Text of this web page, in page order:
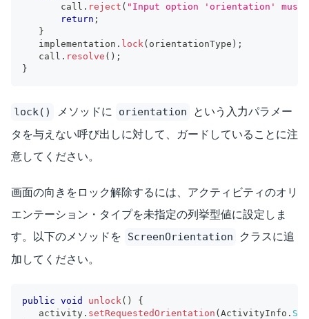
       call
. reject ( "Input option 'orientation' must
return ;
}
   implementation
. lock ( orientationType ) ;
   call
. resolve ( ) ;
}
lock() メソッドに orientation
という入力パラメー
タを与えない呼び出しに対して、ガードしていることに注
意してください。
画面の向きをロック解除するには、アクティビティのオリ
エンテーション・タイプを未指定の列挙型値に設定しま
す。以下のメソッドを
ScreenOrientation
クラスに追
加してください。
public void unlock ( )
{
   activity
. setRequestedOrientation ( ActivityInfo .